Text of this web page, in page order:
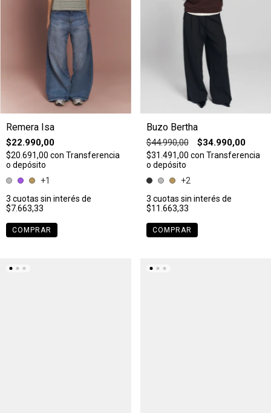
Remera Isa
$22.990,00
$20.691,00 con Transferencia
o depósito
+1
3 cuotas sin interés de
$7.663,33
COMPRAR
Buzo Bertha
$44.990,00 $34.990,00
$31.491,00 con Transferencia
o depósito
+2
3 cuotas sin interés de
$11.663,33
COMPRAR